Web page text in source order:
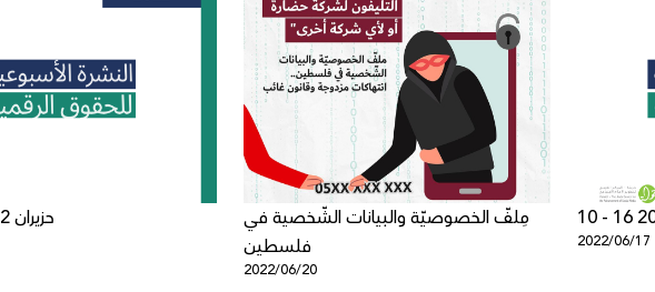
17 - 23 حزيران 2022
مِلفّ الخصوصيّة والبيانات الشّخصية في
فلسطين
2022/06/20
2022/06/17